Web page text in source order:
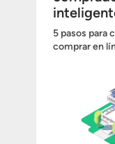
5 pasos para
comprar en